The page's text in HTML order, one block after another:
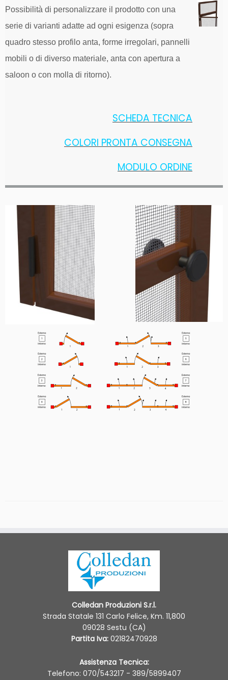
Possibilità di personalizzare il prodotto con una
serie di varianti adatte ad ogni esigenza (sopra
quadro stesso profilo anta, forme irregolari, pannelli
mobili o di diverso materiale, anta con apertura a
saloon o con molla di ritorno).
SCHEDA TECNICA
COLORI PRONTA CONSEGNA
MODULO ORDINE
Colledan Produzioni S.r.l.
Strada Statale 131 Carlo Felice, Km. 11,800
09028 Sestu (CA)
Partita Iva:02182470928
Assistenza Tecnica:
Telefono: 070/543217 - 389/5899407